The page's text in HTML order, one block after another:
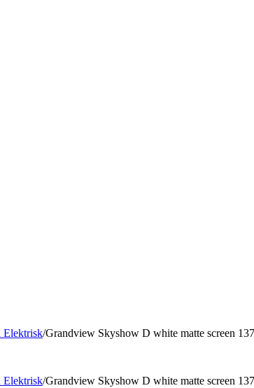
/Grandview Skyshow D white matte screen
/Grandview Skyshow D white matte screen